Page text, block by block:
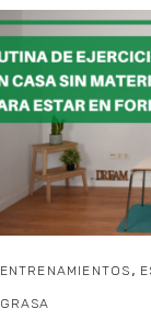
ENTRENAMIENTOS ,
GRASA